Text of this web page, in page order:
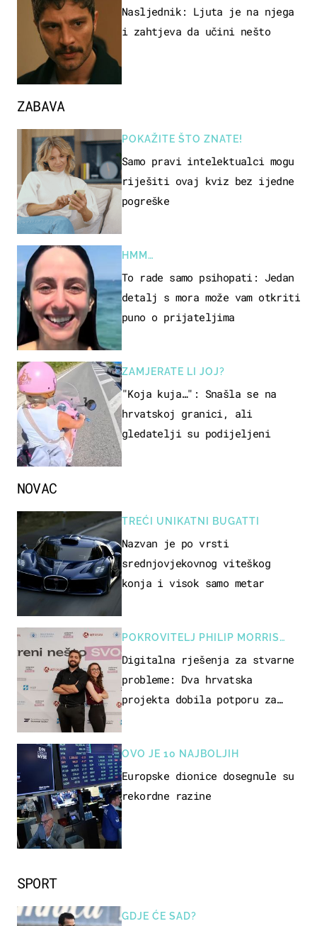
ZABAVA
POKAŽITE ŠTO ZNATE!
Samo pravi intelektualci mogu
riješiti ovaj kviz bez ijedne
pogreške
HMM…
To rade samo psihopati: Jedan
detalj s mora može vam otkriti
puno o prijateljima
ZAMJERATE LI JOJ?
"Koja kuja…": Snašla se na
hrvatskoj granici, ali
gledatelji su podijeljeni
SPORT
GDJE ĆE SAD?
Nasljednik: Ljuta je na njega
i zahtjeva da učini nešto
NOVAC
TREĆI UNIKATNI BUGATTI
Nazvan je po vrsti
srednjovjekovnog viteškog
konja i visok samo metar
POKROVITELJ PHILIP MORRIS
ZAGREB
Digitalna rješenja za stvarne
probleme: Dva hrvatska
projekta dobila potporu za
OVO JE 10 NAJBOLJIH
Europske dionice dosegnule su
rekordne razine